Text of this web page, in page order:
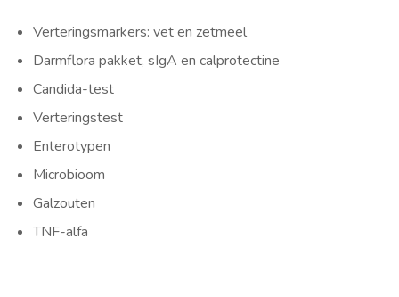
Verteringsmarkers: vet en zetmeel
Darmflora pakket, sIgA en calprotectine
Candida-test
Verteringstest
Enterotypen
Microbioom
Galzouten
TNF-alfa